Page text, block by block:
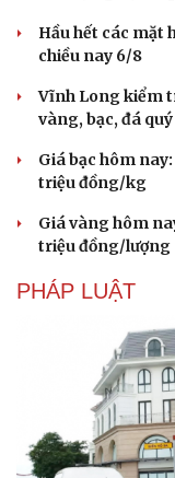
Hầu hết các mặt
chiều nay 6/8
Vĩnh Long kiểm
vàng, bạc, đá
Giá bạc hôm
triệu đồng/kg
Giá vàng hôm
triệu đồng/lượng
PHÁP LUẬT